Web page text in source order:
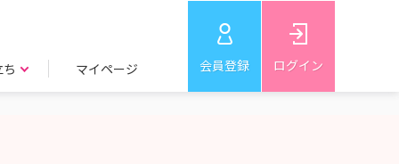
マイページ 会員登録 ログイン